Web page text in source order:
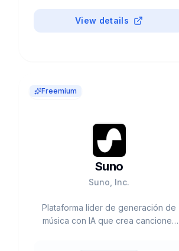
productividad y creatividad.
Coding Assistants
GPT-4
View details
Freemium
Suno
Suno, Inc.
Plataforma líder de generación de
música con IA que crea canciones